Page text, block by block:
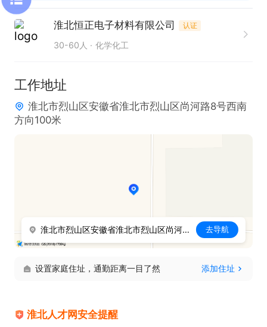
淮北恒正电子材料有限公司 认证
30-60人 化学化工
工作地址
淮北市烈山区安徽省淮北市烈山区尚河路8号西南
方向100米
淮北市烈山区安徽省淮北市烈山区尚河路8号西南方向100米 去导航
设置家庭住址，通勤距离一目了然 添加住址
淮北人才网安全提醒